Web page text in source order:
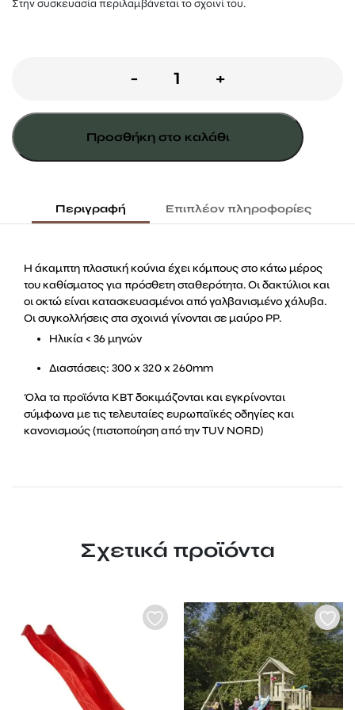
Στην συσκευασία περιλαμβάνεται το σχοινί του.
-
Κάθισμα
καλάθι
ποσότητα
+
Προσθήκη στο καλάθι
Περιγραφή Επιπλέον πληροφορίες
Η άκαμπτη πλαστική κούνια έχει κόμπους στο κάτω μέρος
του καθίσματος για πρόσθετη σταθερότητα. Οι δακτύλιοι και
οι οκτώ είναι κατασκευασμένοι από γαλβανισμένο χάλυβα.
Οι συγκολλήσεις στα σχοινιά γίνονται σε μαύρο PP.
Ηλικία < 36 μηνών
Διαστάσεις: 300 x 320 x 260mm
Όλα τα προϊόντα KBT δοκιμάζονται και εγκρίνονται
σύμφωνα με τις τελευταίες ευρωπαϊκές οδηγίες και
κανονισμούς (πιστοποίηση από την TUV NORD)
Σχετικά προϊόντα